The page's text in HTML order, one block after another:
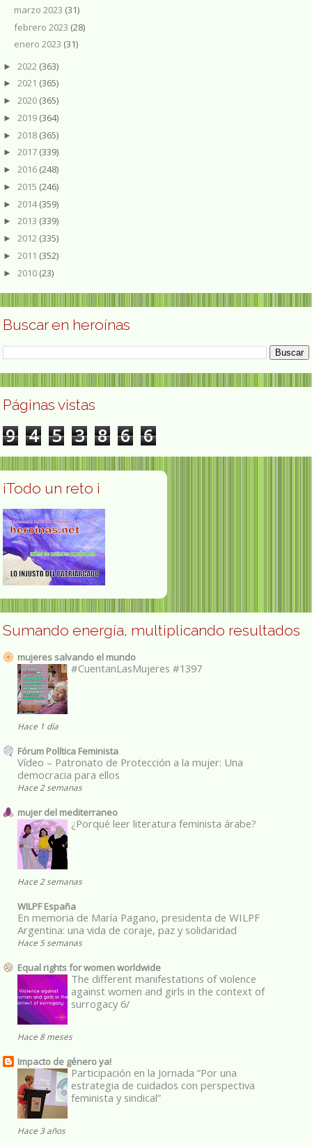
marzo 2023 (31)
febrero 2023 (28)
enero 2023 (31)
► 2022 (363)
► 2021 (365)
► 2020 (365)
► 2019 (364)
► 2018 (365)
► 2017 (339)
► 2016 (248)
► 2015 (246)
► 2014(359)
► 2013 (339)
► 2012 (335)
► 2011 (352)
► 2010 (23)
Buscar en heroínas
Páginas vistas
9 4 5 3 8 6 6
¡Todo un reto ¡
Sumando energía, multiplicando resultados
mujeres salvando el mundo
#CuentanLasMujeres #1397
Hace 1 día
Fórum Política Feminista
Vídeo – Patronato de Protección a la mujer: Una
democracia para ellos
Hace 2 semanas
mujer del mediterraneo
¿Porqué leer literatura feminista árabe?
Hace 2 semanas
WILPF España
En memoria de María Pagano, presidenta de WILPF
Argentina: una vida de coraje, paz y solidaridad
Hace 5 semanas
Equal rights for women worldwide
The different manifestations of violence
against women and girls in the context of
surrogacy 6/
Hace 8 meses
Impacto de género ya!
Participación en la Jornada “Por una
estrategia de cuidados con perspectiva
feminista y sindical”
Hace 3 años